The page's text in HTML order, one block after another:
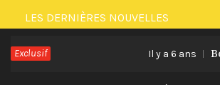
Passer
au
contenu
LES DERNIÈRES NOUVELLES
Exclusif Il y a 6 ans Bee